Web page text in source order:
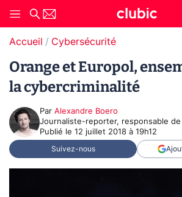
Accueil Cybersécurité
Orange et Europol,
la cybercriminalité
Par Alexandre Boero
Journaliste-reporter, responsable de
Publié le 12 juillet 2018 à 19h12
Suivez-nous